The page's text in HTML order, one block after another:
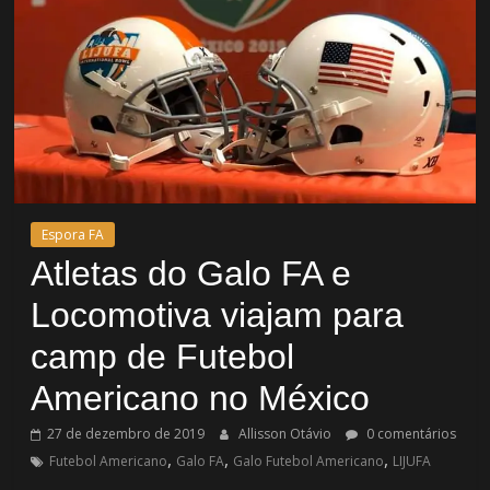
Espora FA
Atletas do Galo FA e
Locomotiva viajam para
camp de Futebol
Americano no México
27 de dezembro de 2019 Allisson Otávio
0 comentários
Futebol Americano, Galo FA, Galo Futebol Americano, LIJUFA